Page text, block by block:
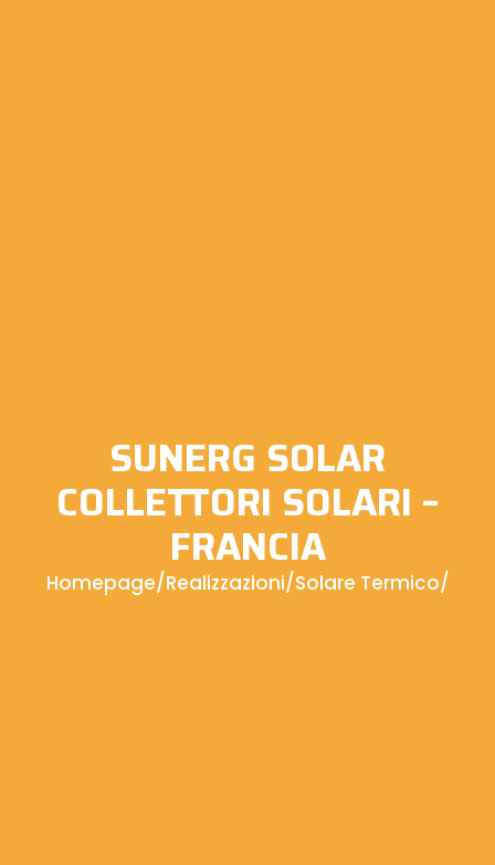
SUNERG SOLAR
COLLETTORI SOLARI –
FRANCIA
Homepage/Realizzazioni/Solare Termico/